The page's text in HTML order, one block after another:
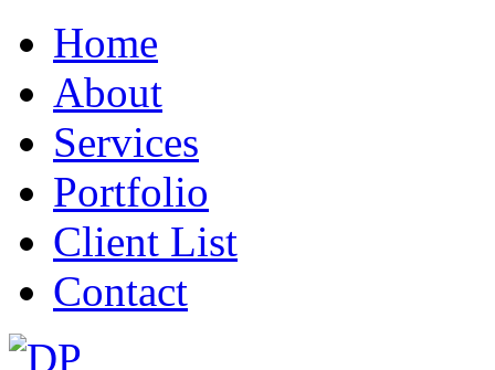
Home
About
Services
Portfolio
Client List
Contact